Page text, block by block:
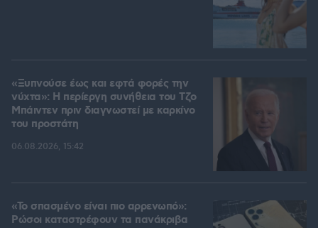
«Ξυπνούσε έως και εφτά φορές την
νύχτα»: Η περίεργη συνήθεια του Τζο
Μπάιντεν πριν διαγνωστεί με καρκίνο
του προστάτη
06.08.2026, 15:42
«Το σπασμένο είναι πιο αρρενωπό»:
Ρώσοι καταστρέφουν τα πανάκριβα